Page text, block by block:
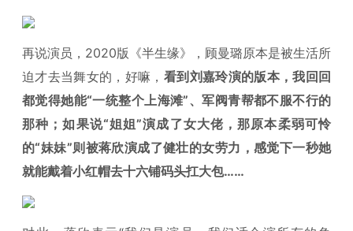
再说演员，2020版《半生缘》，顾曼璐原本是被生活所
迫才去当舞女的，好嘛， 看到刘嘉玲演的版本，我回回
都觉得她能“一统整个上海滩”、军阀青帮都不服不行的
那种；如果说“姐姐”演成了女大佬，那原本柔弱可怜
的“妹妹”则被蒋欣演成了健壮的女劳力，感觉下一秒她
就能戴着小红帽去十六铺码头扛大包……